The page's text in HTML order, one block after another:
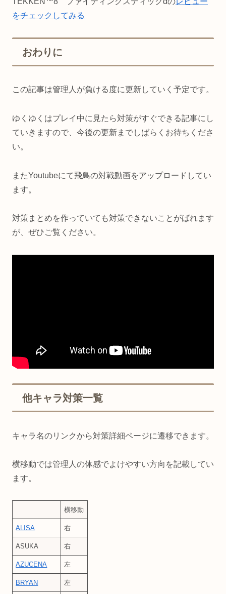
をチェックしてみる
おわりに
この記事は管理人が負ける度に更新していく予定です。
ゆくゆくはプレイ中に見たら対策がすぐできる記事にし
ていきますので、今後の更新までしばらくお待ちくださ
い。
またYoutubeにて飛鳥の対戦動画をアップロードしてい
ます。
対策まとめを作っていても対策できないことがばれます
が、ぜひご覧ください。
他キャラ対策一覧
キャラ名のリンクから対策詳細ページに遷移できます。
横移動では管理人の体感でよけやすい方向を記載してい
ます。
横移動
ALISA 右
ASUKA 右
AZUCENA 左
BRYAN 左